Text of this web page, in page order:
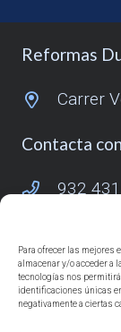
Para ofrecer las mejores
almacenar y/o acceder a
tecnologías nos permitirá
identificaciones únicas
negativamente a ciertas
Reformas
Carrer
Contacta
932
Síguenos